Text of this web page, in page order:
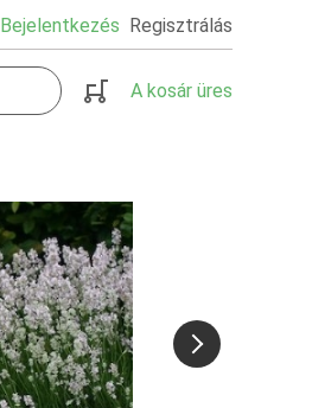
Bejelentkezés Regisztrálás
A kosár üres